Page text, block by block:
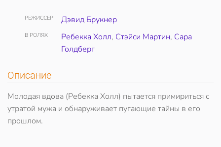
РЕЖИССЕР Дэвид Брукнер
В РОЛЯХ Ребекка Холл, Стэйси Мартин, Сара
Голдберг
Описание
Молодая вдова (Ребекка Холл) пытается примириться с
утратой мужа и обнаруживает пугающие тайны в его
прошлом.